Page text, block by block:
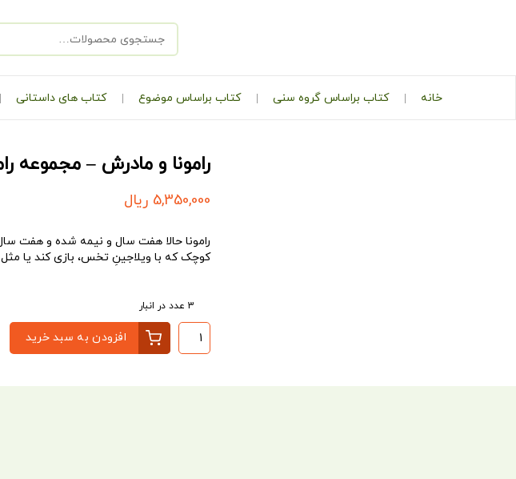
خانه کتاب براساس گروه سنی کتاب براساس موضوع کتاب های داستانی
رامونا و مادرش – مجموعه
5,350,000 ریال
رامونا حالا هفت سال و نیمه شده و هفت
کوچک که با ویلاجینِ تخس، بازی کند یا
3 عدد در انبار
افزودن به سبد خرید